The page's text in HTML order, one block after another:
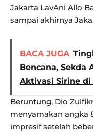
Jakarta LavAni Allo
sampai akhirnya
BACA JUGA
Bencana, Sekda
Aktivasi Sirine di
Beruntung, Dio
menyamakan angka
impresif setelah